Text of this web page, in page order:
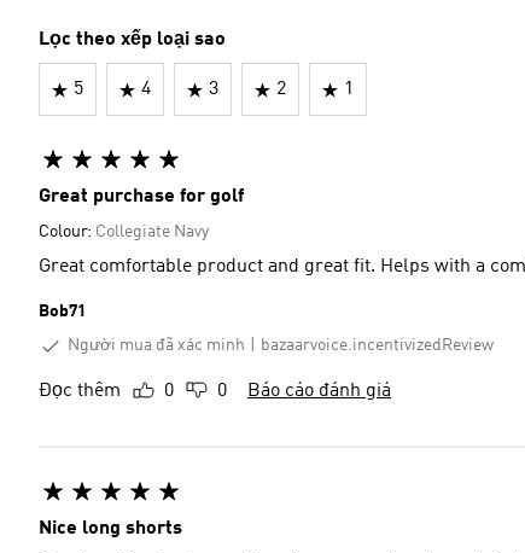
Lọc theo xếp loại sao
5 4 3 2 1
Great purchase for golf
Colour: Collegiate Navy
Great comfortable product and great fit. Helps with a
Bob71
Người mua đã xác minh
bazaarvoice.incentivizedReview
Đọc thêm 0 0 Báo cáo đánh giá
Nice long shorts